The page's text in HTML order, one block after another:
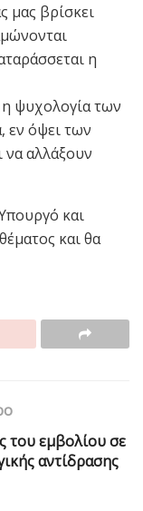
μας βρίσκει
η
η ψυχολογία των
εν όψει των
να αλλάξουν
και
και θα
του εμβολίου σε
αντίδρασης